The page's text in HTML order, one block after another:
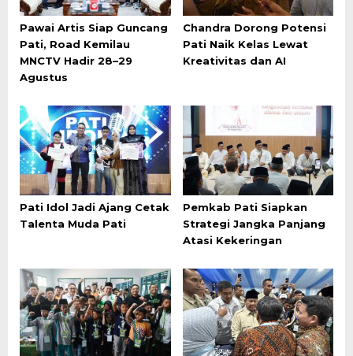
Pawai Artis Siap Guncang
Pati, Road Kemilau
MNCTV Hadir 28–29
Agustus
Chandra Dorong Potensi
Pati Naik Kelas Lewat
Kreativitas dan AI
Pati Idol Jadi Ajang Cetak
Talenta Muda Pati
Pemkab Pati Siapkan
Strategi Jangka Panjang
Atasi Kekeringan